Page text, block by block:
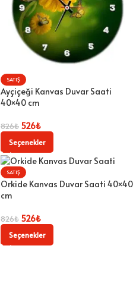
SATIŞ
Ayçiçeği Kanvas Duvar Saati
40×40 cm
826₺ 526₺
Seçenekler
SATIŞ
Orkide Kanvas Duvar Saati 40×40
cm
826₺ 526₺
Seçenekler